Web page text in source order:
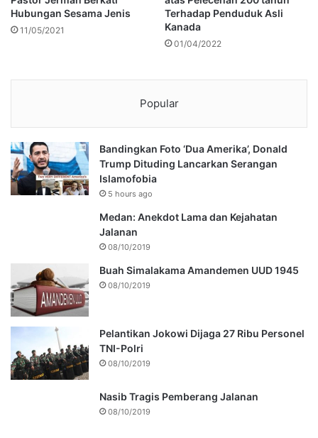
Hubungan Sesama Jenis
11/05/2021
Terhadap Penduduk Asli
Kanada
01/04/2022
Popular
Bandingkan Foto ‘Dua Amerika’, Donald
Trump Dituding Lancarkan Serangan
Islamofobia
5 hours ago
Medan: Anekdot Lama dan Kejahatan
Jalanan
08/10/2019
Buah Simalakama Amandemen UUD 1945
08/10/2019
Pelantikan Jokowi Dijaga 27 Ribu Personel
TNI-Polri
08/10/2019
Nasib Tragis Pemberang Jalanan
08/10/2019